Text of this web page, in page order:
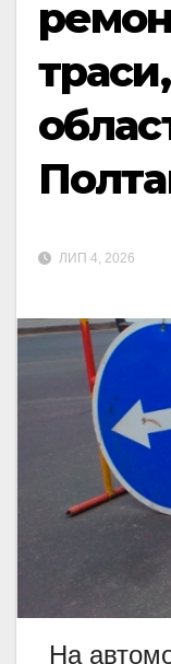
ЛИП 4, 2026
На